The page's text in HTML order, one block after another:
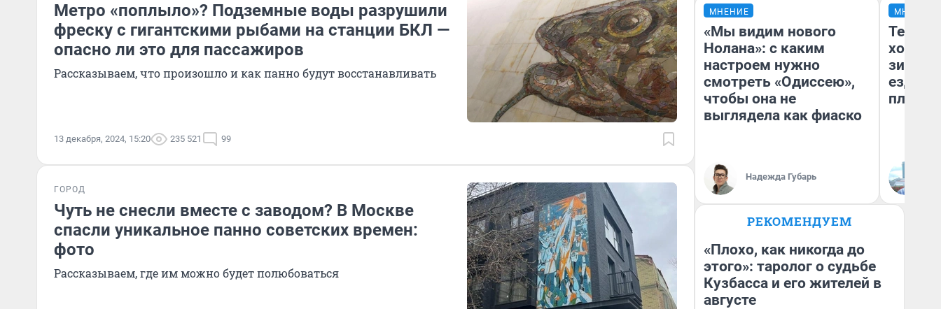
Метро «поплыло»? Подземные воды разрушили
фреску с гигантскими рыбами на станции БКЛ —
опасно ли это для пассажиров
Рассказываем, что произошло и как панно будут восстанавливать
13 декабря, 2024, 15:20 235 521 99
ГОРОД
Чуть не снесли вместе с заводом? В Москве
спасли уникальное панно советских времен:
фото
Рассказываем, где им можно будет полюбоваться
МНЕНИЕ
«Мы видим нового
Нолана»: с каким
настроем нужно
смотреть «Одиссею»,
чтобы она не
выглядела как фиаско
Надежда Губарь
МНЕНИЕ
Тепло
зимой.
ездит
плюсы
РЕКОМЕНДУЕМ
«Плохо, как никогда до
этого»: таролог о судьбе
Кузбасса и его жителей в
августе